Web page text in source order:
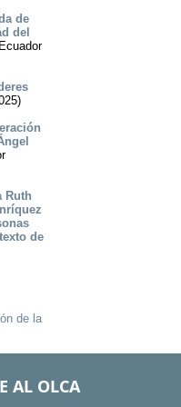
de
del
Ecuador
Ruth
de
de la
AL OLCA